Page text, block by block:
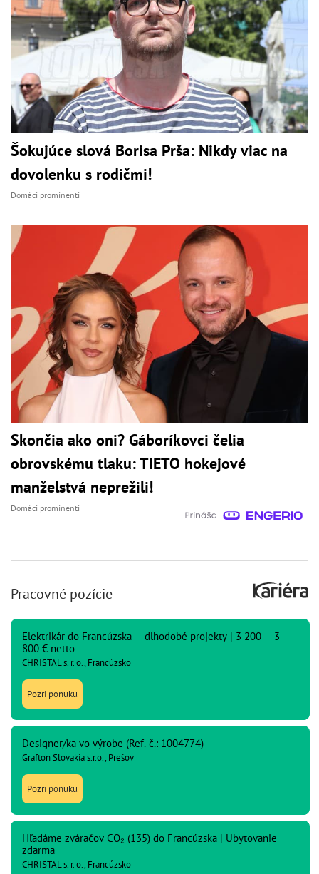
Šokujúce slová Borisa Prša: Nikdy viac na
dovolenku s rodičmi!
Domáci prominenti
Skončia ako oni? Gáboríkovci čelia
obrovskému tlaku: TIETO hokejové
manželstvá neprežili!
Domáci prominenti
Pracovné pozície
Elektrikár do Francúzska – dlhodobé projekty | 3 200 – 3
800 € netto
CHRISTAL s. r. o., Francúzsko
Pozri ponuku
Designer/ka vo výrobe (Ref. č.: 1004774)
Grafton Slovakia s.r.o., Prešov
Pozri ponuku
Hľadáme zváračov CO₂ (135) do Francúzska | Ubytovanie
zdarma
CHRISTAL s. r. o., Francúzsko